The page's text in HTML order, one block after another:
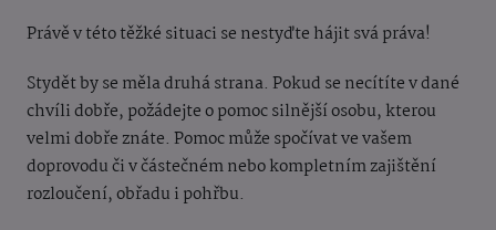
Právě v této těžké situaci se nestyďte hájit svá práva!
Stydět by se měla druhá strana. Pokud se necítíte v dané
chvíli dobře, požádejte o pomoc silnější osobu, kterou
velmi dobře znáte. Pomoc může spočívat ve vašem
doprovodu či v částečném nebo kompletním zajištění
rozloučení, obřadu i pohřbu.